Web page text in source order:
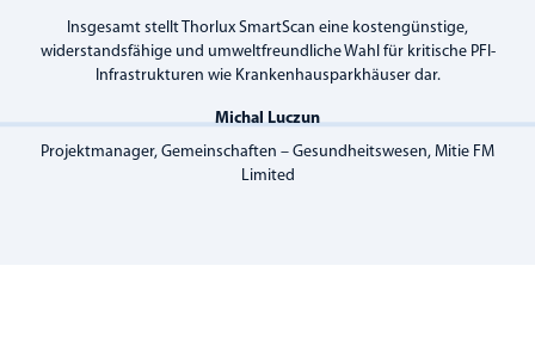
Insgesamt stellt Thorlux SmartScan eine kostengünstige,
widerstandsfähige und umweltfreundliche Wahl für kritische PFI-
Infrastrukturen wie Krankenhausparkhäuser dar.
Michal Luczun
Projektmanager, Gemeinschaften – Gesundheitswesen, Mitie FM
Limited